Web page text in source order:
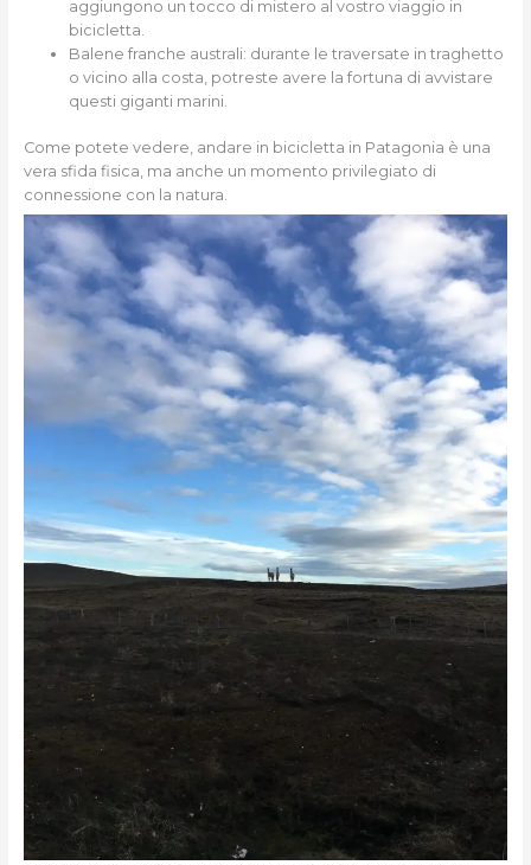
aggiungono un tocco di mistero al vostro viaggio in
bicicletta.
Balene franche australi: durante le traversate in traghetto
o vicino alla costa, potreste avere la fortuna di avvistare
questi giganti marini.
Come potete vedere, andare in bicicletta in Patagonia è una
vera sfida fisica, ma anche un momento privilegiato di
connessione con la natura.